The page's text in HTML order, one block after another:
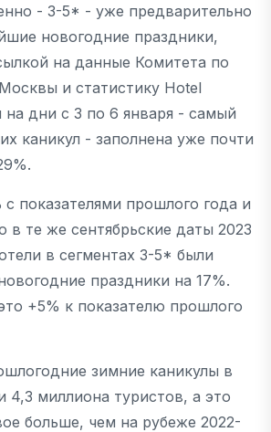
- 3-5* - уже предварительно
новогодние праздники,
на данные Комитета по
и статистику Hotel
дни с 3 по 6 января - самый
каникул - заполнена уже почти
с показателями прошлого года и
в те же сентябрьские даты 2023
в сегментах 3-5* были
праздники на 17%.
+5% к показателю прошлого
зимние каникулы в
4,3 миллиона туристов, а это
больше, чем на рубеже 2022-